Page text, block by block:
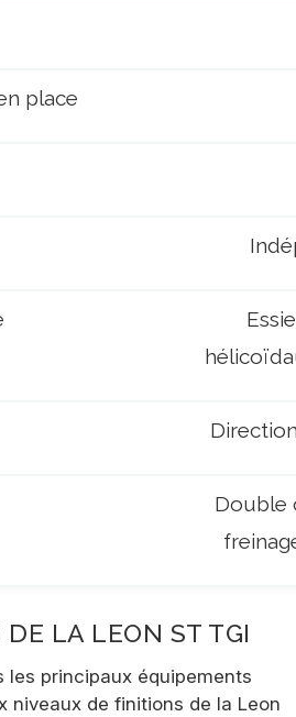
place
Double
LA LEON ST TGI
les principaux équipements
niveaux de finitions de la Leon